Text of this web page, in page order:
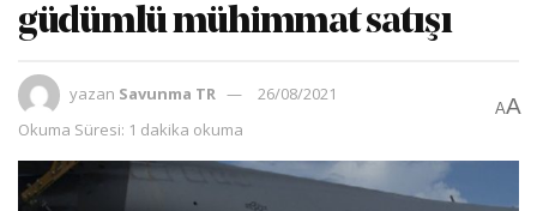
güdümlü mühimmat satışı
yazan Savunma TR
26/08/2021
Okuma Süresi: 1 dakika okuma
AA